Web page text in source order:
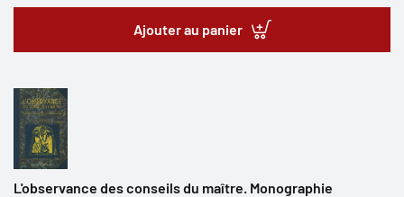
Ajouter au panier
L'observance des conseils du maître. Monographie